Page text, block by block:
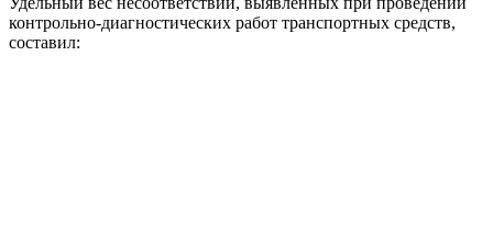
контрольно-диагностических работ транспортных средств,
составил: